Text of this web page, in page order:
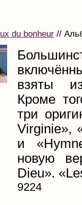
du bonheur //
взяты
Кроме
три
Virginie»,
и
новую
Dieu».
9224